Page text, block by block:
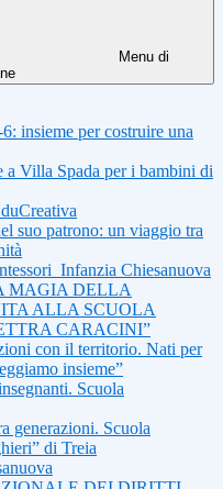
Menu di
insieme per costruire una
a Villa Spada per i bambini di
suo patrono: un viaggio tra
Chiesanuova
MAGIA DELLA
ALLA SCUOLA
CARACINI”
con il territorio. Nati per
insieme”
Scuola
generazioni. Scuola
di Treia